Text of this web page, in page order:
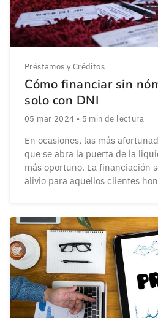
Préstamos y Créditos
Cómo financiar sin
solo con DNI
05 mar 2024 • 5 min de lectura
En ocasiones, las más
que se abra la puerta de la
más oportuno. La financiación
alivio para aquellos clientes
de sus vidas. Así, el […]